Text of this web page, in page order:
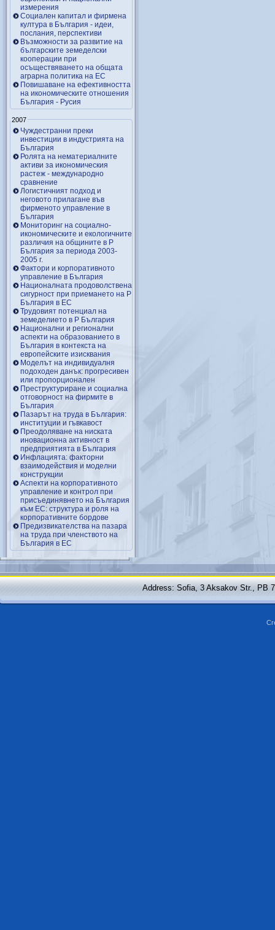
измерения
Социален капитал и фирмена
култура в България - идеи,
послания, перспективи
Възможности за развитие на
българските земеделски
кооперации при
осъществяването на общата
аграрна политика на ЕС
Повишаване на ефективността
на икономическите отношения
България - Русия
2007
Чуждестранни преки
инвестиции в индустрията на
България
Ролята на нематериалните
активи за икономическия
растеж - международно
сравнение
Логистичният подход и
неговото прилагане във
фирменото управление в
България
Мониторинг на социално-
икономическите и екологичните
различия на общините в Р
България за периода 2003-
2005 г.
Фактори и корпоративното
управление в България
Националната продоволствена
сигурност при приемането на Р
България в ЕС
Трудовият потенциал на
земеделието в Р България
Национални и регионални
аспекти на образованието в
България в контекста на
европейските изисквания
Моделът на индивидуалня
подоходен данък: прогресивен
или пропорционален
Преструктуриране и социална
отговорност на фирмите в
България
Пазарът на труда в България:
институции и гъвкавост
Преодоляване на ниската
иновационна активност в
предприятията в България
Инфлацията: факторни
взаимодействия и моделни
конструкции
Аспекти на корпоративното
управление и контрол при
присъединявнето на България
към ЕС: структура и роля на
корпоративните бордове
Предизвикателства на пазара
на труда при членството на
България в ЕС
Address: Sofia, 3 Aksakov Str., PB